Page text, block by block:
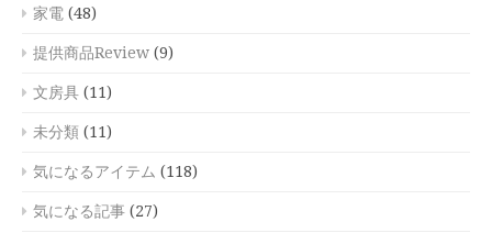
家電 (48)
提供商品Review (9)
文房具 (11)
未分類 (11)
気になるアイテム (118)
気になる記事 (27)